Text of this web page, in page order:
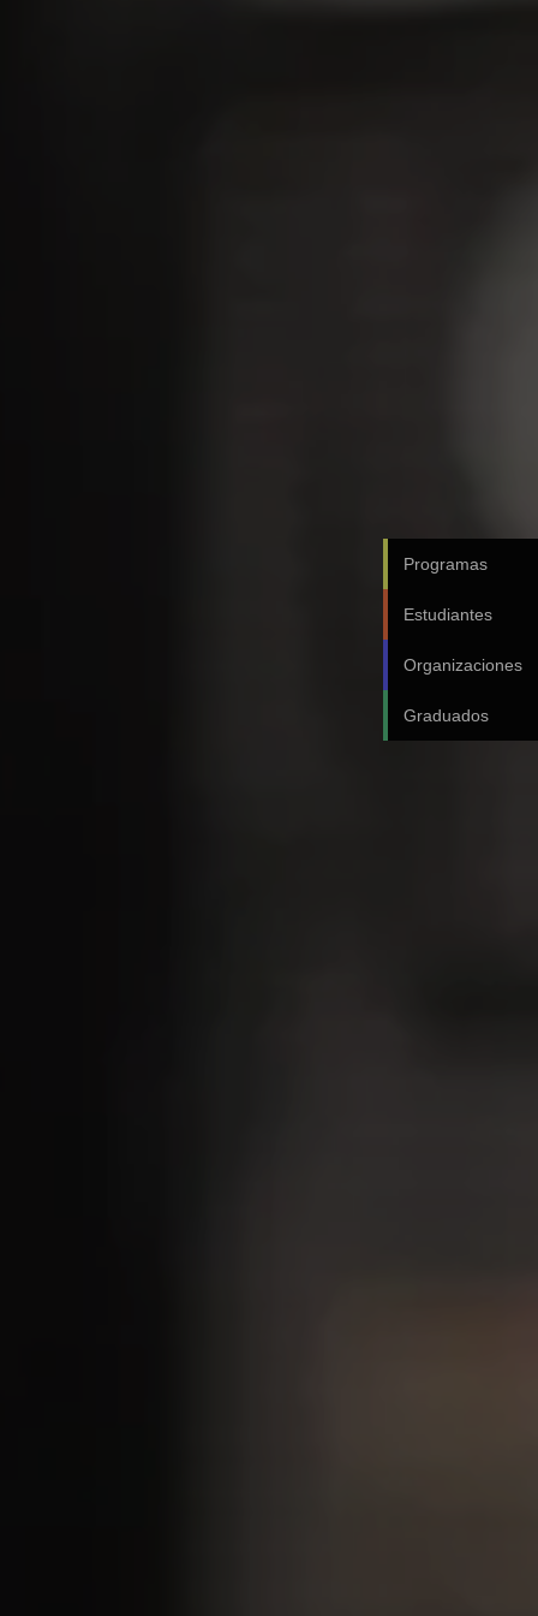
Programas
Estudiantes
Organizaciones
Graduados